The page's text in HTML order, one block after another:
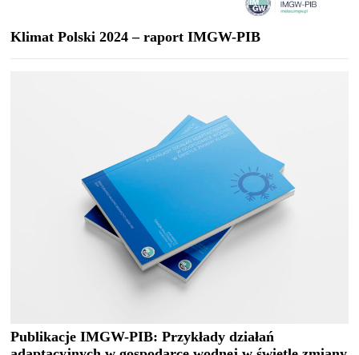
Klimat Polski 2024 – raport IMGW-PIB
Publikacje IMGW-PIB: Przykłady działań